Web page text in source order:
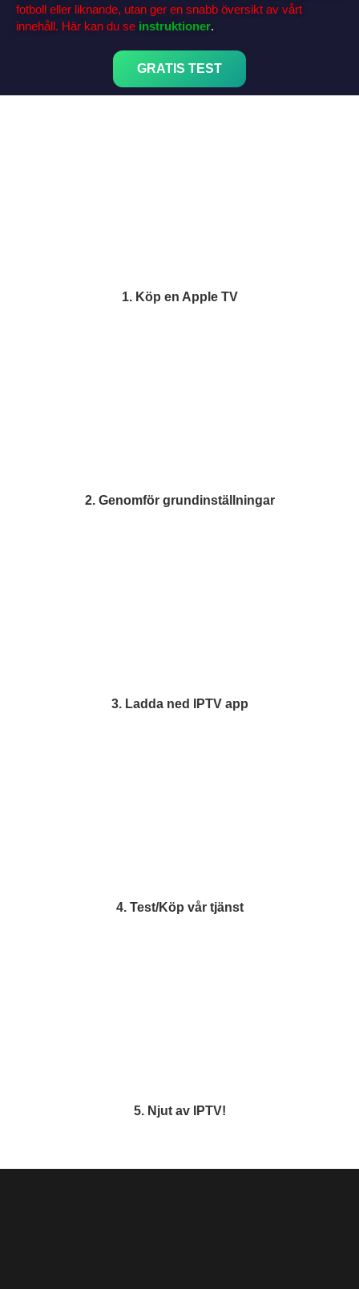
fotboll eller liknande, utan ger en snabb översikt av vårt
innehåll. Här kan du se instruktioner.
GRATIS TEST
1. Köp en Apple TV
2. Genomför grundinställningar
3. Ladda ned IPTV app
4. Test/Köp vår tjänst
5. Njut av IPTV!